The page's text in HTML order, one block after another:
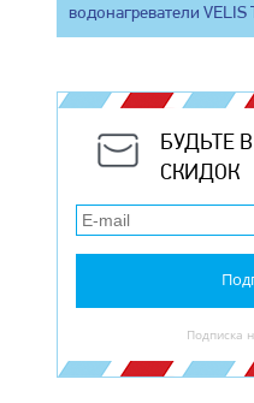
водонагреватели VELIS
БУДЬТЕ
СКИДОК
Подписка